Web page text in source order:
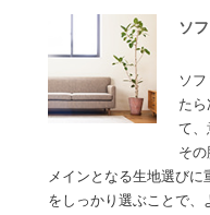
ソ
ソ
たら
て、
その
メインとなる生地選び
をしっかり選ぶことで、